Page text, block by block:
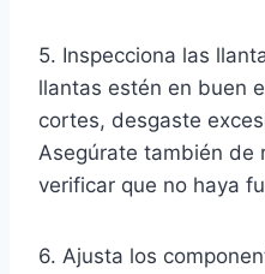
5. Inspecciona las
llantas estén en buen
cortes, desgaste
Asegúrate también de
verificar que no haya
6. Ajusta los